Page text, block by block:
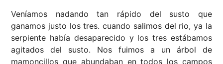
Veníamos nadando tan rápido del susto que
ganamos justo los tres. cuando salimos del rio, ya la
serpiente había desaparecido y los tres estábamos
agitados del susto. Nos fuimos a un árbol de
mamoncillos que abundaban en todos los campos